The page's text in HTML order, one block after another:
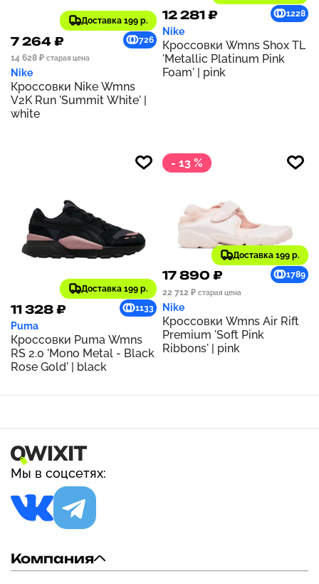
Доставка 199 р.
7 264 ₽
726
14 628 ₽ старая цена
Nike
Кроссовки Nike Wmns
V2K Run 'Summit White' |
white
12 281 ₽ 1228
Nike
Кроссовки Wmns Shox TL
'Metallic Platinum Pink
Foam' | pink
Доставка 199 р.
11 328 ₽ 1133
Puma
Кроссовки Puma Wmns
RS 2.0 'Mono Metal - Black
Rose Gold' | black
- 13 %
Доставка 199 р.
17 890 ₽
1789
22 712 ₽ старая цена
Nike
Кроссовки Wmns Air Rift
Premium 'Soft Pink
Ribbons' | pink
Мы в соцсетях:
Компания